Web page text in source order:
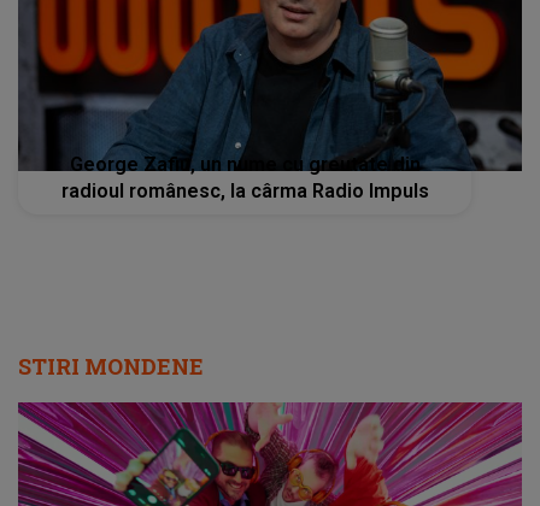
George Zafiu, un nume cu greutate din
radioul românesc, la cârma Radio Impuls
STIRI MONDENE